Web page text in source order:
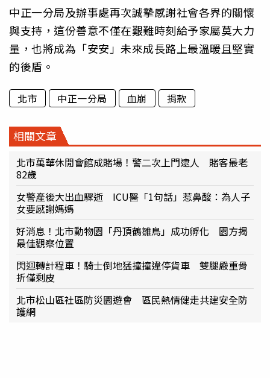
中正一分局及辦事處再次誠摯感謝社會各界的關懷
與支持，這份善意不僅在艱難時刻給予家屬莫大力
量，也將成為「安安」未來成長路上最溫暖且堅實
的後盾。
北市 中正一分局 血崩 捐款
相關文章
北市萬華休閒會館成賭場！警二次上門逮人 賭客最老
82歲
女警產後大出血驟逝 ICU醫「1句話」惹鼻酸：為人子
女要感謝媽媽
好消息！北市動物園「丹頂鶴雛鳥」成功孵化 園方揭
最佳觀察位置
閃迴轉計程車！騎士倒地猛撞撞違停貨車 雙腿嚴重骨
折僅剩皮
北市松山區社區防災園遊會 區民熱情健走共建安全防
護網